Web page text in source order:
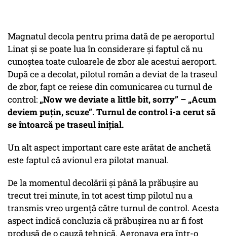
Magnatul decola pentru prima dată de pe aeroportul
Linat și se poate lua în considerare și faptul că nu
cunoștea toate culoarele de zbor ale acestui aeroport.
După ce a decolat, pilotul român a deviat de la traseul
de zbor, fapt ce reiese din comunicarea cu turnul de
control: „Now we deviate a little bit, sorry” – „Acum
deviem puțin, scuze”. Turnul de control i-a cerut să
se întoarcă pe traseul inițial.
Un alt aspect important care este arătat de anchetă
este faptul că avionul era pilotat manual.
De la momentul decolării și până la prăbușire au
trecut trei minute, în tot acest timp pilotul nu a
transmis vreo urgență către turnul de control. Acesta
aspect indică concluzia că prăbușirea nu ar fi fost
produsă de o cauză tehnică. Aeronava era într-o